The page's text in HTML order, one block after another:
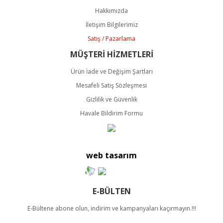
Ürün açıklamasında eksik bilgiler bulunuyor.
Ürün bilgilerinde hatalar bulunuyor.
Ürün fiyatı diğer sitelerden daha pahalı.
Bu ürüne benzer farklı alternatifler olmalı.
Gönder
Hakkımızda
İletişim Bilgilerimiz
Satış / Pazarlama
MÜŞTERİ HİZMETLERİ
Ürün İade ve Değişim Şartları
Mesafeli Satış Sözleşmesi
Gizlilik ve Güvenlik
Havale Bildirim Formu
web tasarım
E-BÜLTEN
E-Bültene abone olun, indirim ve kampanyaları kaçırmayın.!!!